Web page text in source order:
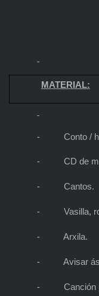
MATERIAL:
- Conto /
- CD de
- Cantos.
- Vasilla,
- Arxila.
- Avisar
- Canción